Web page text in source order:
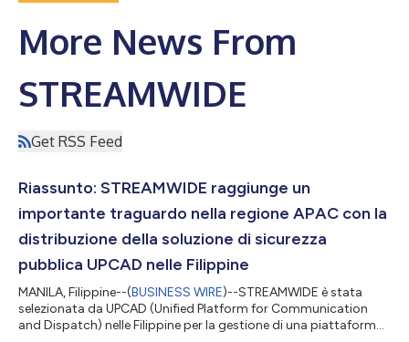
More News From
STREAMWIDE
Get RSS Feed
Riassunto: STREAMWIDE raggiunge un
importante traguardo nella regione APAC con la
distribuzione della soluzione di sicurezza
pubblica UPCAD nelle Filippine
MANILA, Filippine--(BUSINESS WIRE)--STREAMWIDE è stata
selezionata da UPCAD (Unified Platform for Communication
and Dispatch) nelle Filippine per la gestione di una piattaforma